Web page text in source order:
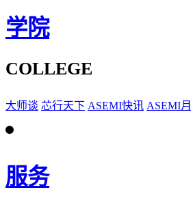
学院
COLLEGE
大师谈 芯行天下 ASEMI快讯 ASEMI月
服务